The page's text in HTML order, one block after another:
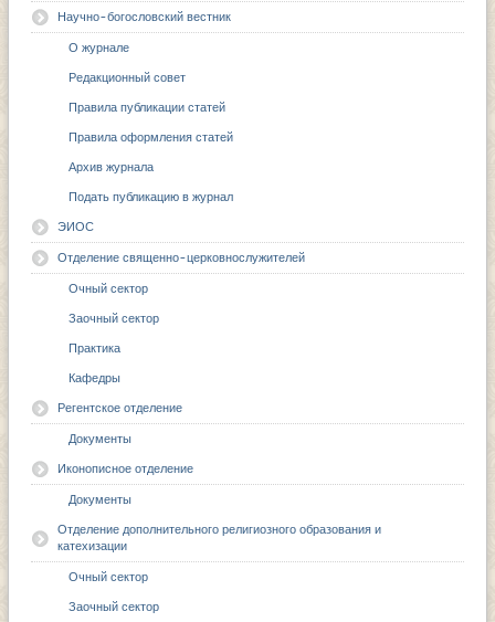
Научно-богословский вестник
О журнале
Редакционный совет
Правила публикации статей
Правила оформления статей
Архив журнала
Подать публикацию в журнал
ЭИОС
Отделение священно-церковнослужителей
Очный сектор
Заочный сектор
Практика
Кафедры
Регентское отделение
Документы
Иконописное отделение
Документы
Отделение дополнительного религиозного образования и
катехизации
Очный сектор
Заочный сектор